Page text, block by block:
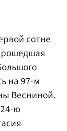
сотне
на 97-м
Весниной.
ю